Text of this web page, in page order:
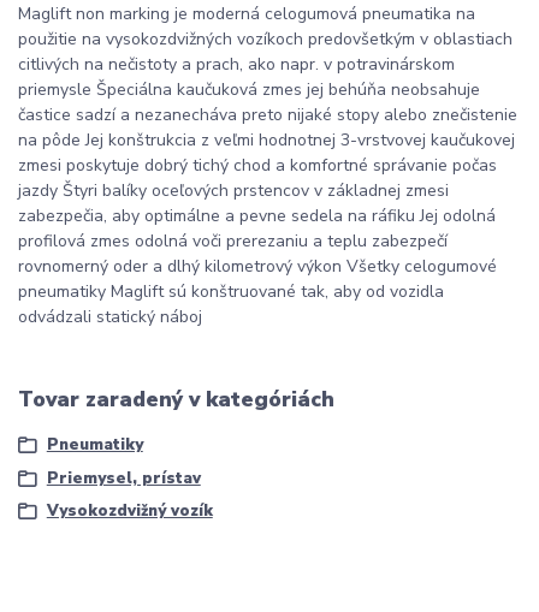
Maglift non marking je moderná celogumová pneumatika na
použitie na vysokozdvižných vozíkoch predovšetkým v oblastiach
citlivých na nečistoty a prach, ako napr. v potravinárskom
priemysle Špeciálna kaučuková zmes jej behúňa neobsahuje
častice sadzí a nezanecháva preto nijaké stopy alebo znečistenie
na pôde Jej konštrukcia z veľmi hodnotnej 3-vrstvovej kaučukovej
zmesi poskytuje dobrý tichý chod a komfortné správanie počas
jazdy Štyri balíky oceľových prstencov v základnej zmesi
zabezpečia, aby optimálne a pevne sedela na ráfiku Jej odolná
profilová zmes odolná voči prerezaniu a teplu zabezpečí
rovnomerný oder a dlhý kilometrový výkon Všetky celogumové
pneumatiky Maglift sú konštruované tak, aby od vozidla
odvádzali statický náboj
Tovar zaradený v kategóriách
Pneumatiky
Priemysel, prístav
Vysokozdvižný vozík